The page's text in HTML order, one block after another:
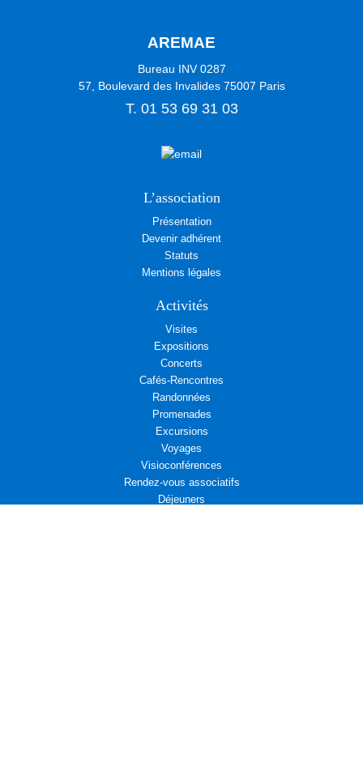
AREMAE
Bureau INV 0287
57, Boulevard des Invalides 75007 Paris
T. 01 53 69 31 03
L’association
Présentation
Devenir adhérent
Statuts
Mentions légales
Activités
Visites
Expositions
Concerts
Cafés-Rencontres
Randonnées
Promenades
Excursions
Voyages
Visioconférences
Rendez-vous associatifs
Déjeuners